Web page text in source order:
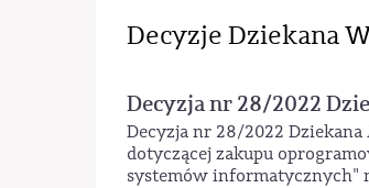
Decyzje Dziekana
Decyzja nr 28/2022
Decyzja nr 28/2022
dotyczącej zakupu
systemów informatycznych"